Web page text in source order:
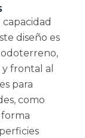
diseño es
frontal al
para
como
forma